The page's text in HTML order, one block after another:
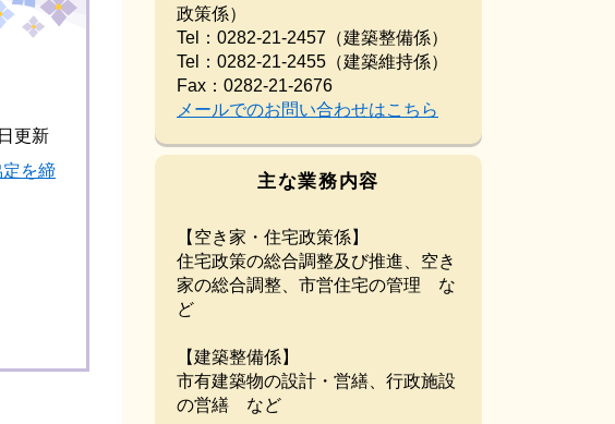
更新
を締
政策係）
Tel：0282-21-2457 （建築整備係）
Tel：0282-21-2455 （建築維持係）
Fax：0282-21-2676
メールでのお問い合わせはこちら
主な業務内容
【空き家・住宅政策係】
住宅政策の総合調整及び推進、空き
家の総合調整、市営住宅の管理 な
ど
【建築整備係】
市有建築物の設計・営繕、行政施設
の営繕 など